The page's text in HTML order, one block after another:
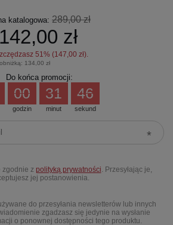
katalogowa: 289,00 zł
142,00 zł
51% (147,00 zł).
134,00 zł
Do końca promocji:
godzin
00
minut
31
sekund
45
zgodnie z polityką prywatności . Przesyłając je,
jej postanowienia.
do przesyłania newsletterów lub innych
zgadzasz się jedynie na wysłanie
o ponownej dostępności tego produktu.